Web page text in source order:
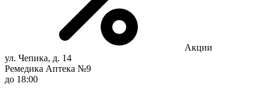
Акции
ул. Чепика, д. 14
Ремедика Аптека №9
до 18:00